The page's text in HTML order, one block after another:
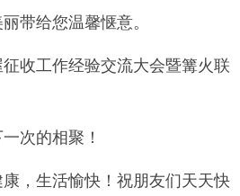
带给您温馨惬意。
收工作经验交流大会暨篝火联
次的相聚！
，生活愉快！祝朋友们天天快